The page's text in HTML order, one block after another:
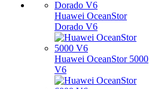
Huawei OceanStor
Dorado V6
Huawei OceanStor 5000
V6